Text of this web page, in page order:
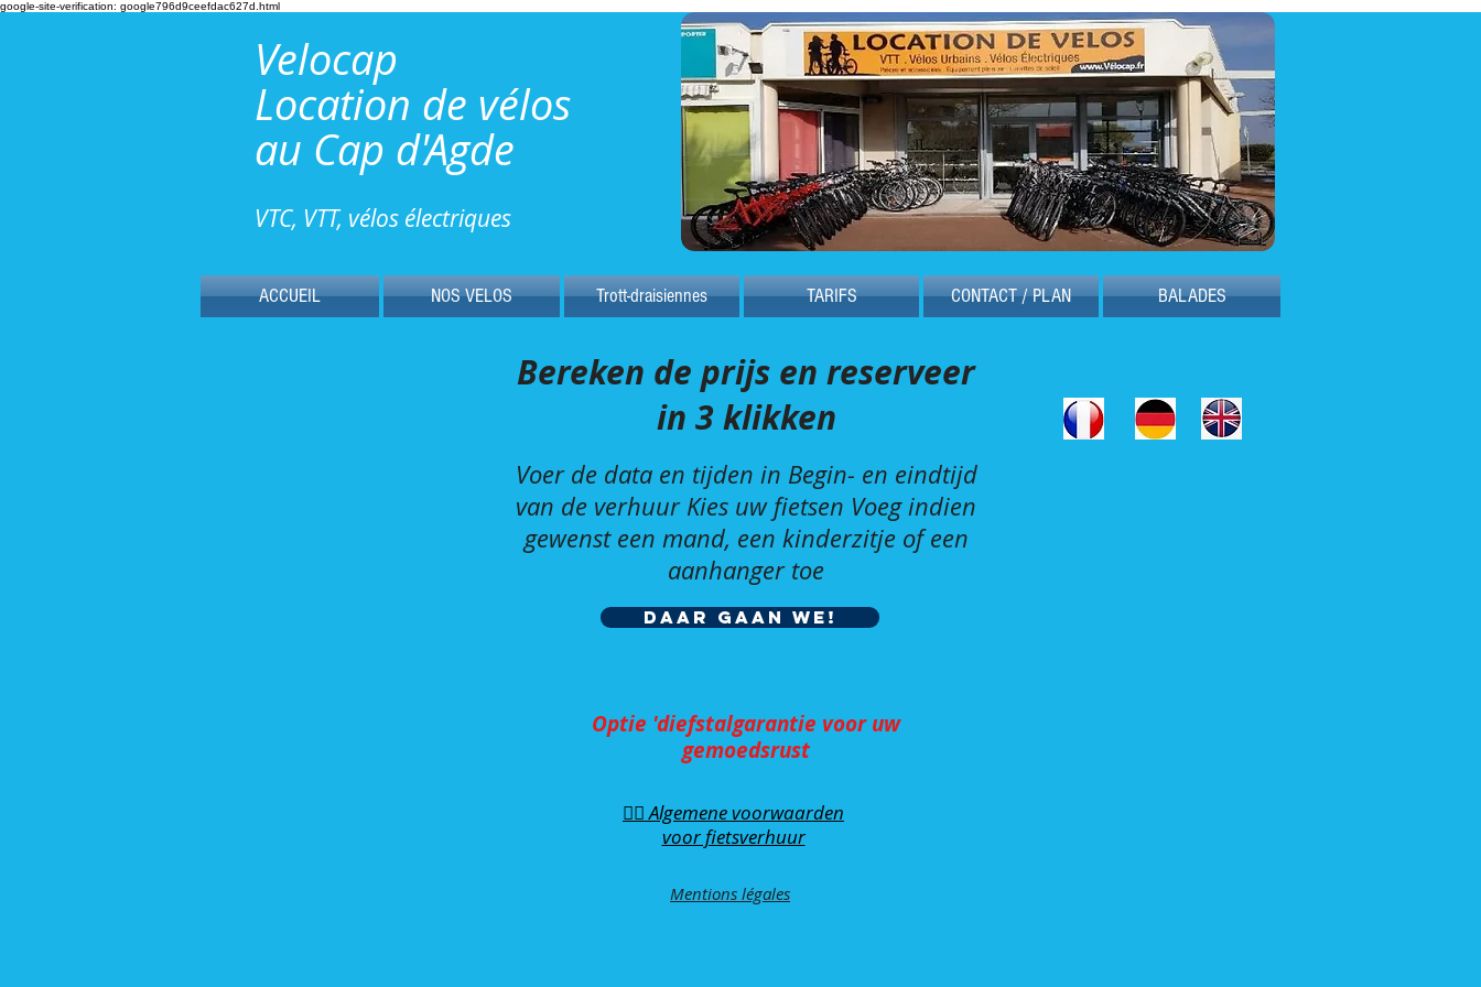
google-site-verification: google796d9ceefdac627d.html
Velocap
Location de vélos
au Cap d'Agde
VTC, VTT, vélos électriques
ACCUEIL NOS VELOS Trott-draisiennes TARIFS CONTACT / PLAN BALADES
Bereken de prijs en reserveer
in 3 klikken
Voer de data en tijden in Begin- en eindtijd
van de verhuur Kies uw fietsen Voeg indien
gewenst een mand, een kinderzitje of een
aanhanger toe
Daar gaan we!
Optie 'diefstalgarantie voor uw
gemoedsrust
🚴‍♂️ Algemene voorwaarden
voor fietsverhuur
Mentions légales